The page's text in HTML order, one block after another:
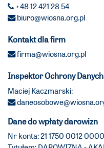
+48 12 421 28 54
biuro@wiosna.org.pl
Kontakt dla firm
firma@wiosna.org.pl
Inspektor Ochrony
Maciej Kaczmarski:
Dane do wpłaty darowizn
Nr konta: 21 1750 0012